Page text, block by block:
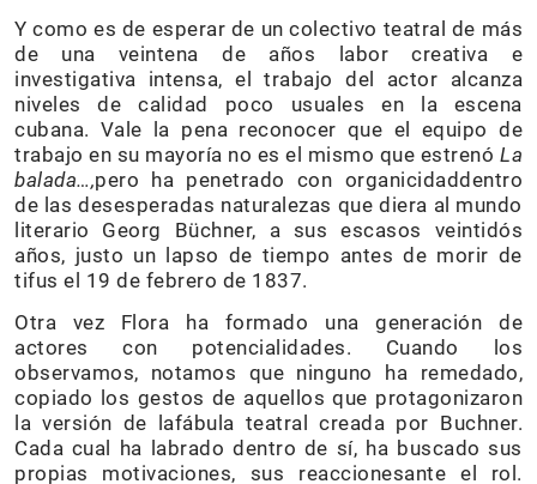
Y como es de esperar de un colectivo teatral de más
de una veintena de años labor creativa e
investigativa intensa, el trabajo del actor alcanza
niveles de calidad poco usuales en la escena
cubana. Vale la pena reconocer que el equipo de
trabajo en su mayoría no es el mismo que estrenó La
balada…,pero ha penetrado con organicidaddentro
de las desesperadas naturalezas que diera al mundo
literario Georg Büchner, a sus escasos veintidós
años, justo un lapso de tiempo antes de morir de
tifus el 19 de febrero de 1837.
Otra vez Flora ha formado una generación de
actores con potencialidades. Cuando los
observamos, notamos que ninguno ha remedado,
copiado los gestos de aquellos que protagonizaron
la versión de lafábula teatral creada por Buchner.
Cada cual ha labrado dentro de sí, ha buscado sus
propias motivaciones, sus reaccionesante el rol.